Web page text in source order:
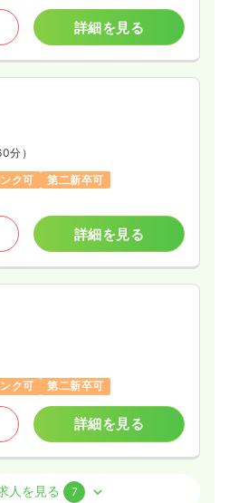
詳細を見る
分）
ク可
第二新卒可
詳細を見る
ク可 第二新卒可
詳細を見る
人を見る 7